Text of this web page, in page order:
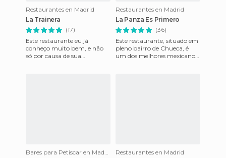
Restaurantes en Madrid
La Trainera
(17)
Este restaurante eu já
conheço muito bem, e não
só por causa de sua
Restaurantes en Madrid
La Panza Es Primero
(36)
Este restaurante, situado em
pleno bairro de Chueca, é
um dos melhores mexicanos
Bares para Petiscar en Madrid
Restaurantes en Madrid